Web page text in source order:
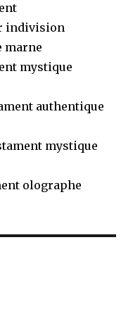
indivision
marne
mystique
authentique
mystique
olographe